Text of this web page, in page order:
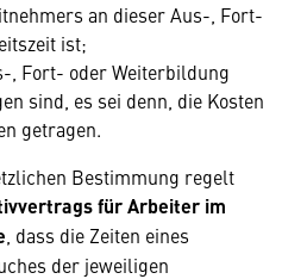
an dieser Aus-, Fort-
ist;
, Fort- oder Weiterbildung
sind, es sei denn, die Kosten
getragen.
Bestimmung regelt
für Arbeiter im
, dass die Zeiten eines
der jeweiligen